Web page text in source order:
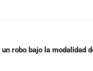
robo bajo la modalidad